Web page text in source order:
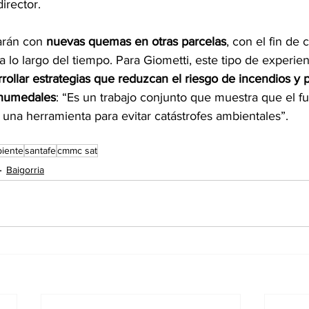
con nuevas quemas en otras parcelas, con el fin de
lo largo del tiempo. Para Giometti, este tipo de
estrategias que reduzcan el riesgo de incendios y
: “Es un trabajo conjunto que muestra que el
herramienta para evitar catástrofes ambientales”.
santafecmmc sat
Baigorria